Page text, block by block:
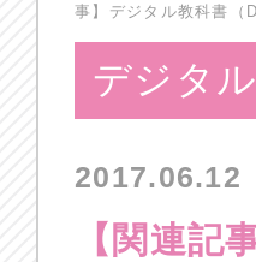
事】デジタル教科書（
デジタ
2017.06.12
【関連記